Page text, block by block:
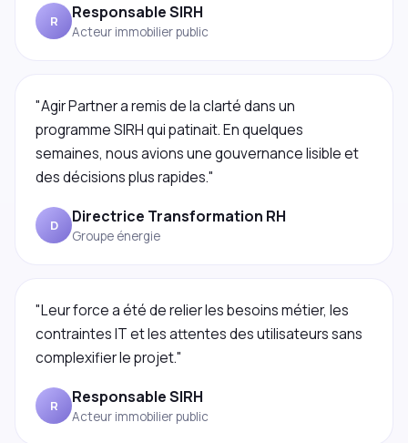
R Responsable SIRH
Acteur immobilier public
"Agir Partner a remis de la clarté dans un
programme SIRH qui patinait. En quelques
semaines, nous avions une gouvernance lisible et
des décisions plus rapides."
D Directrice Transformation RH
Groupe énergie
"Leur force a été de relier les besoins métier, les
contraintes IT et les attentes des utilisateurs sans
complexifier le projet."
R Responsable SIRH
Acteur immobilier public